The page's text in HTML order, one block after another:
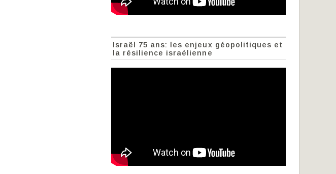
Israël 75 ans: les enjeux géopolitiques et
la résilience israélienne